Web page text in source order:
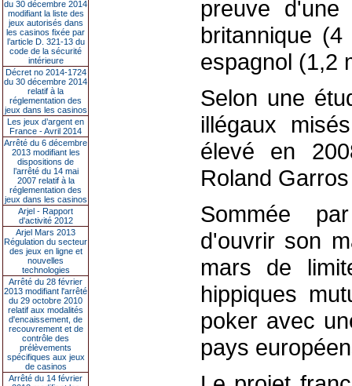
du 30 décembre 2014
modifiant la liste des
jeux autorisés dans
les casinos fixée par
l’article D. 321-13 du
code de la sécurité
intérieure
Décret no 2014-1724
du 30 décembre 2014
relatif à la
réglementation des
jeux dans les casinos
Les jeux d’argent en
France - Avril 2014
Arrêté du 6 décembre
2013 modifiant les
dispositions de
l’arrêté du 14 mai
2007 relatif à la
réglementation des
jeux dans les casinos
Arjel - Rapport
d'activité 2012
Arjel Mars 2013
Régulation du secteur
des jeux en ligne et
nouvelles
technologies
Arrêté du 28 février
2013 modifiant l'arrêté
du 29 octobre 2010
relatif aux modalités
d'encaissement, de
recouvrement et de
contrôle des
prélèvements
spécifiques aux jeux
de casinos
Arrêté du 14 février
preuve
britannique
espagnol (1,2
Selon une
illégaux
élevé en
Roland
Sommée
d'ouvrir son
mars de
hippiques
poker avec
pays